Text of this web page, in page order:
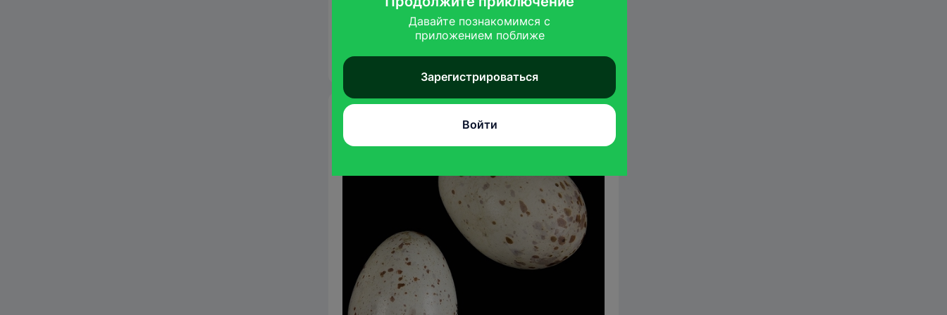
улетая на зимовку в Африку.
Гнездование
Давайте познакомимся с
приложением поближе
Зарегистрироваться
Войти